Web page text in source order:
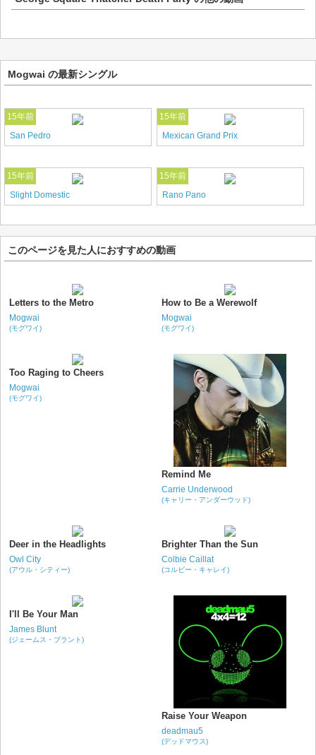
Mogwai の最新シングル
15年前
San Pedro
15年前
Mexican Grand Prix
15年前
Slight Domestic
15年前
Rano Pano
このページを見た人におすすめの動画
Letters to the Metro
Mogwai
(モグワイ)
How to Be a Werewolf
Mogwai
(モグワイ)
Too Raging to Cheers
Mogwai
(モグワイ)
Remind Me
Carrie Underwood
(キャリー・アンダーウッド)
Deer in the Headlights
Owl City
(アウル・シティー)
Brighter Than the Sun
Colbie Caillat
(コルビー・キャレイ)
I'll Be Your Man
James Blunt
(ジェームス・ブラント)
Raise Your Weapon
deadmau5
(デッドマウス)